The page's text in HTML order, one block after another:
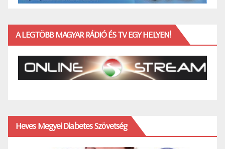
A LEGTÖBB MAGYAR RÁDIÓ ÉS TV EGY HELYEN!
Heves Megyei Diabetes Szövetség